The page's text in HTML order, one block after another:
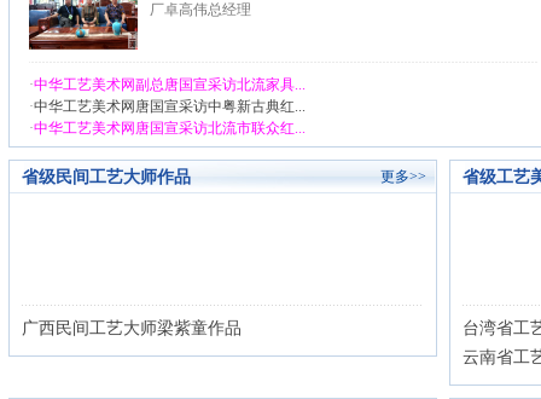
厂卓高伟总经理
·中华工艺美术网副总唐国宣采访北流家具...
·中华工艺美术网唐国宣采访中粤新古典红...
·中华工艺美术网唐国宣采访北流市联众红...
省级民间工艺大师作品 更多>>
广西民间工艺大师梁紫童作品
省级工艺
台湾省工
云南省工